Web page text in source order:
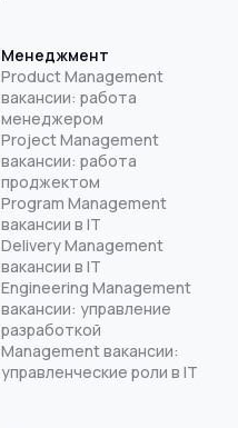
Менеджмент
Product Management
вакансии: работа
менеджером
Project Management
вакансии: работа
проджектом
Program Management
вакансии в IT
Delivery Management
вакансии в IT
Engineering Management
вакансии: управление
разработкой
Management вакансии:
управленческие роли в IT